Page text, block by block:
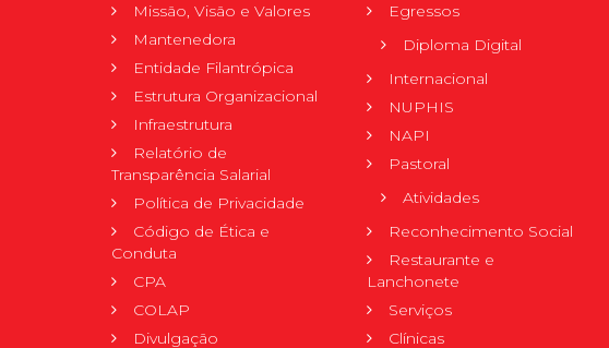
Missão, Visão e Valores
Mantenedora
Entidade Filantrópica
Estrutura Organizacional
Infraestrutura
Relatório de
Transparência Salarial
Política de Privacidade
Código de Ética e
Conduta
CPA
COLAP
Divulgação
Egressos
Diploma Digital
Internacional
NUPHIS
NAPI
Pastoral
Atividades
Reconhecimento Social
Restaurante e
Lanchonete
Serviços
Clínicas